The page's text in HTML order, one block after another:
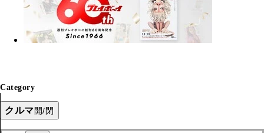
Category
クルマ開/閉